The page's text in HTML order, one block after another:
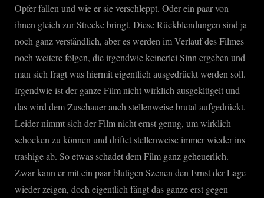
Opfer fallen und wie er sie verschleppt. Oder ein paar von
ihnen gleich zur Strecke bringt. Diese Rückblendungen sind ja
noch ganz verständlich, aber es werden im Verlauf des Filmes
noch weitere folgen, die irgendwie keinerlei Sinn ergeben und
man sich fragt was hiermit eigentlich ausgedrückt werden soll.
Irgendwie ist der ganze Film nicht wirklich ausgeklügelt und
das wird dem Zuschauer auch stellenweise brutal aufgedrückt.
Leider nimmt sich der Film nicht ernst genug, um wirklich
schocken zu können und driftet stellenweise immer wieder ins
trashige ab. So etwas schadet dem Film ganz geheuerlich.
Zwar kann er mit ein paar blutigen Szenen den Ernst der Lage
wieder zeigen, doch eigentlich fängt das ganze erst gegen